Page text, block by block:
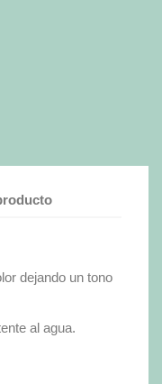
dejando un tono
al agua.